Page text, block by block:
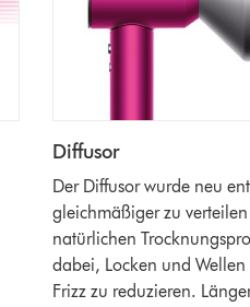
Diffusor
Der Diffusor wurde neu
gleichmäßiger zu
natürlichen
dabei, Locken und
Frizz zu reduzieren.